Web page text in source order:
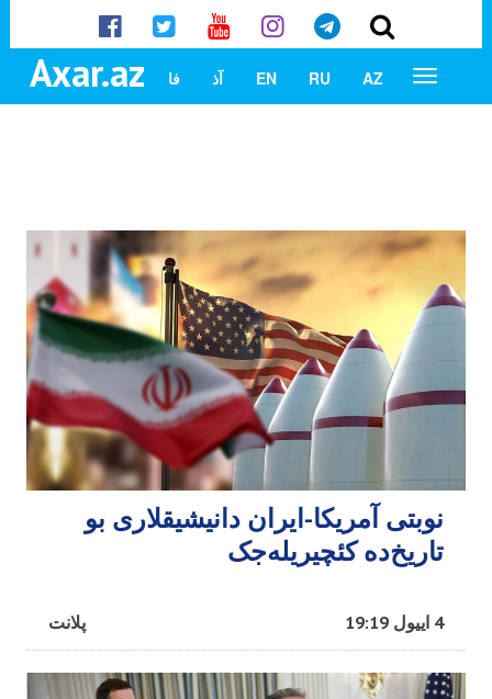
Axar.az AZ
RU
EN آذ فا
نوبتی آمریکا-ایران دانیشیقلاری بو
تاریخ‌ده کئچیریله‌جک
پلانت 4 اییول 19:19